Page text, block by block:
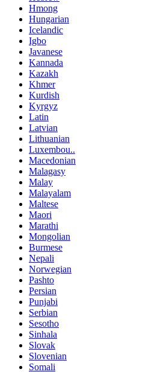
Hmong
Hungarian
Icelandic
Igbo
Javanese
Kannada
Kazakh
Khmer
Kurdish
Kyrgyz
Latin
Latvian
Lithuanian
Luxembou..
Macedonian
Malagasy
Malay
Malayalam
Maltese
Maori
Marathi
Mongolian
Burmese
Nepali
Norwegian
Pashto
Persian
Punjabi
Serbian
Sesotho
Sinhala
Slovak
Slovenian
Somali